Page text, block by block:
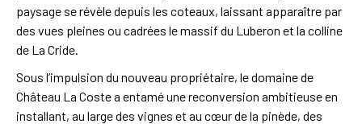
paysage se révèle depuis les coteaux, laissant apparaître par
des vues pleines ou cadrées le massif du Luberon et la colline
de La Cride.
Sous l’impulsion du nouveau propriétaire, le domaine de
Château La Coste a entamé une reconversion ambitieuse en
installant, au large des vignes et au cœur de la pinède, des